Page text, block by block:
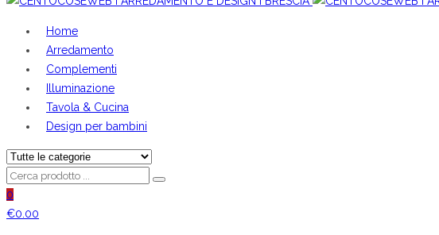
Home
Arredamento
Complementi
Illuminazione
Tavola & Cucina
Design per bambini
0
€0.00